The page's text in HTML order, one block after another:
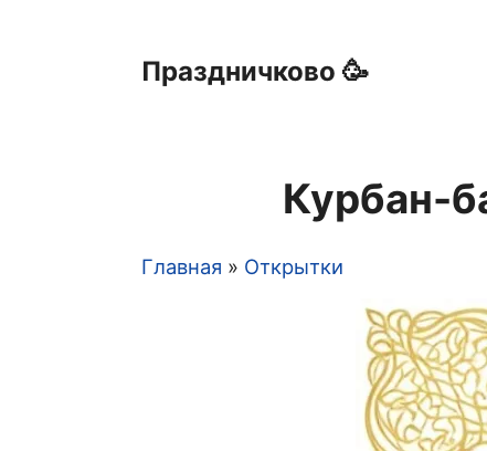
Праздничково 🥳
Курбан-
Главная Открытки